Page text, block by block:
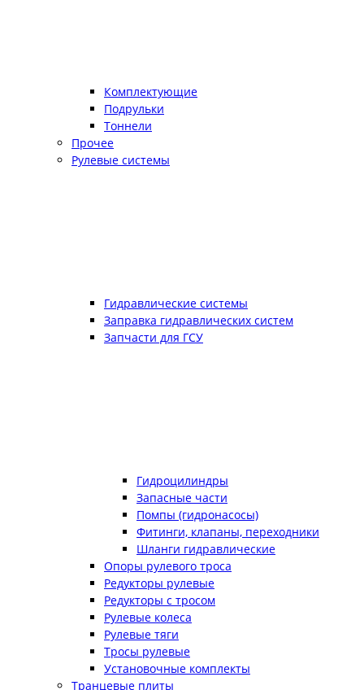
Комплектующие
Подрульки
Тоннели
Прочее
Рулевые системы
Гидравлические системы
Заправка гидравлических систем
Запчасти для ГСУ
Гидроцилиндры
Запасные части
Помпы (гидронасосы)
Фитинги, клапаны, переходники
Шланги гидравлические
Опоры рулевого троса
Редукторы рулевые
Редукторы с тросом
Рулевые колеса
Рулевые тяги
Тросы рулевые
Установочные комплекты
Транцевые плиты